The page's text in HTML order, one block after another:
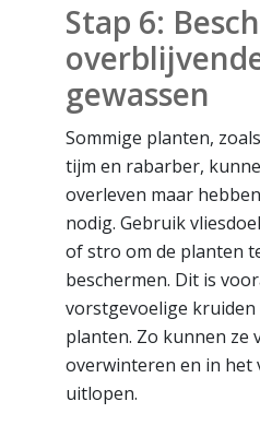
Stap 6:
gewassen
Sommige planten,
tijm en rabarber,
overleven maar
nodig. Gebruik
of stro om de planten
beschermen. Dit is
vorstgevoelige kruiden
planten. Zo kunnen ze
overwinteren en in het
uitlopen.